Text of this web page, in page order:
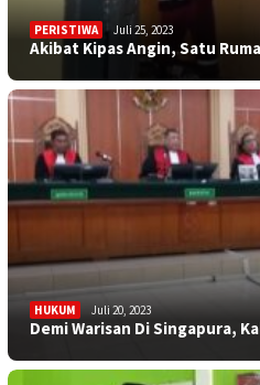
PERISTIWA Juli 25, 2023
Akibat Kipas Angin, Satu
HUKUM Juli 20, 2023
Demi Warisan Di Singapura,